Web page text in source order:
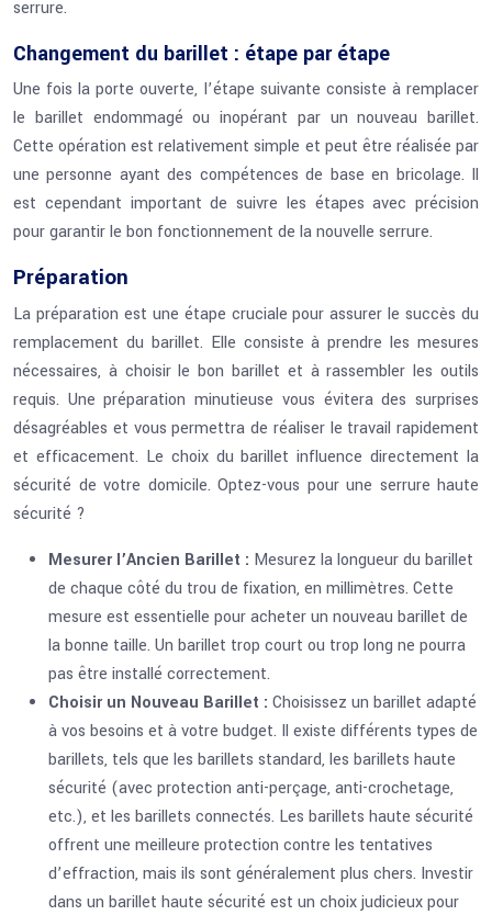
serrure.
Changement du barillet : étape par étape
Une fois la porte ouverte, l’étape suivante consiste à remplacer
le barillet endommagé ou inopérant par un nouveau barillet.
Cette opération est relativement simple et peut être réalisée par
une personne ayant des compétences de base en bricolage. Il
est cependant important de suivre les étapes avec précision
pour garantir le bon fonctionnement de la nouvelle serrure.
Préparation
La préparation est une étape cruciale pour assurer le succès du
remplacement du barillet. Elle consiste à prendre les mesures
nécessaires, à choisir le bon barillet et à rassembler les outils
requis. Une préparation minutieuse vous évitera des surprises
désagréables et vous permettra de réaliser le travail rapidement
et efficacement. Le choix du barillet influence directement la
sécurité de votre domicile. Optez-vous pour une serrure haute
sécurité ?
Mesurer l’Ancien Barillet : Mesurez la longueur du barillet
de chaque côté du trou de fixation, en millimètres. Cette
mesure est essentielle pour acheter un nouveau barillet de
la bonne taille. Un barillet trop court ou trop long ne pourra
pas être installé correctement.
Choisir un Nouveau Barillet : Choisissez un barillet adapté
à vos besoins et à votre budget. Il existe différents types de
barillets, tels que les barillets standard, les barillets haute
sécurité (avec protection anti-perçage, anti-crochetage,
etc.), et les barillets connectés. Les barillets haute sécurité
offrent une meilleure protection contre les tentatives
d’effraction, mais ils sont généralement plus chers. Investir
dans un barillet haute sécurité est un choix judicieux pour